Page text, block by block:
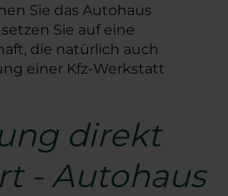
Sie das Autohaus
Sie auf eine
die natürlich auch
einer Kfz-Werkstatt
direkt
- Autohaus